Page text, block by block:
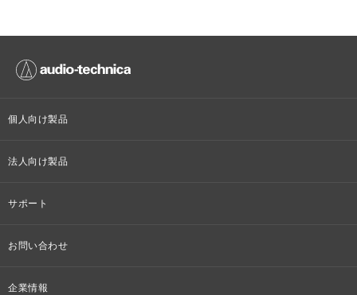
個人向け製品
オンラインストア限定
法人向け製品
設備音響機器
サポート
個人向け製品サポート
お問い合わせ
その他、メディア 取材関連等のお問い合わせ
企業情報